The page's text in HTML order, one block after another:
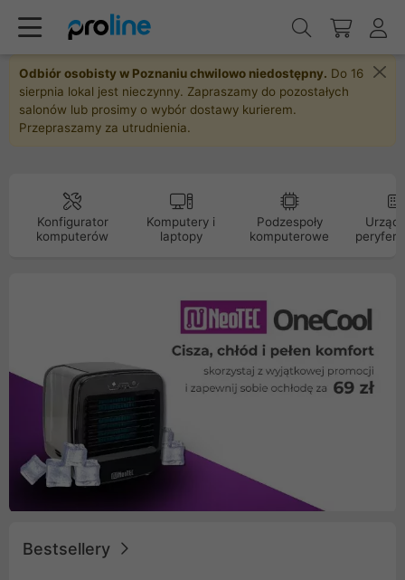
Odbiór osobisty w Poznaniu chwilowo niedostępny. Do 16
sierpnia lokal jest nieczynny. Zapraszamy do pozostałych
salonów lub prosimy o wybór dostawy kurierem.
Przepraszamy za utrudnienia.
Konfigurator
komputerów
Komputery i
laptopy
Podzespoły
komputerowe
Bestsellery